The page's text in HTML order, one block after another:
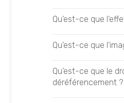
Formation SEO
Mener des
Mener une
Mener un audit SEO
Google AI Mode
Google AI
Comprendre l’AI
Définir sa stratégie
Qu’est-ce que
Qu’est-ce que
Qu’est-ce que le
déréférencement ?